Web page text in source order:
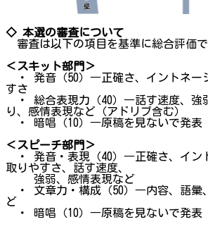
◇ 本選の審査について
審査は以下の項目を基準に総合評価で
＜スキット部門＞
・ 発音（50）―正確さ、イントネー
すさ
・ 総合表現力（40）―話す速度、強
り、感情表現など（アドリブ含む）
・ 暗唱（10）―原稿を見ないで発表
＜スピーチ部門＞
・ 発音・表現（40）―正確さ、イン
取りやすさ、話す速度、
強弱、感情表現など
・ 文章力・構成（50）―内容、語彙
ど
・ 暗唱（10）―原稿を見ないで発表